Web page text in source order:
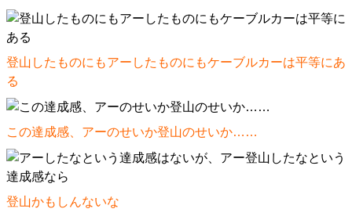
登山したものにもアーしたものにもケーブルカーは平等にあ
る
この達成感、アーのせいか登山のせいか……
登山かもしんないな